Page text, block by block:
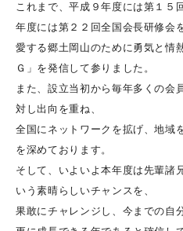
これまで、平成９年度には第１５
年度には第２２回全国会長研修会
愛する郷土岡山のために勇気と情
Ｇ」を発信して参りました。
また、設立当初から毎年多くの会
対し出向を重ね、
全国にネットワークを拡げ、地域
を深めております。
そして、いよいよ本年度は先輩諸
いう素晴らしいチャンスを、
果敢にチャレンジし、今までの自